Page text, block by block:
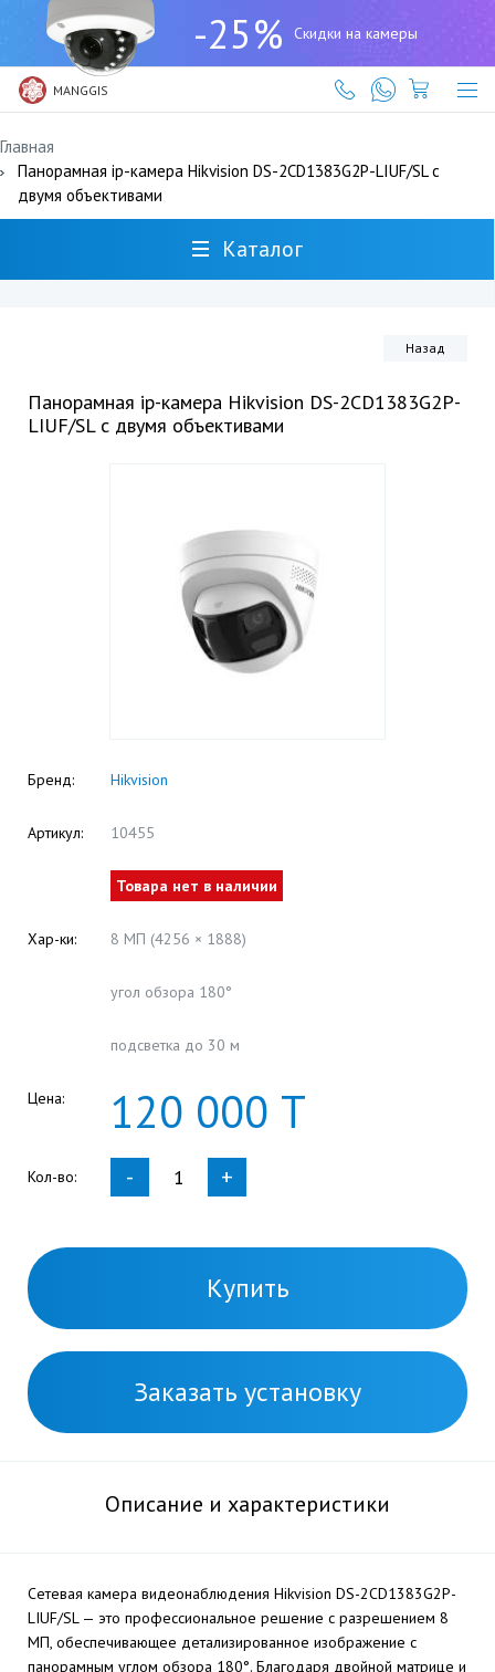
-25% Скидки на камеры
MANGGIS
(727)
317-
61-
61
Главная
Панорамная ip-камера Hikvision DS-2CD1383G2P-LIUF/SL с
двумя объективами
Каталог
Назад
Панорамная ip-камера Hikvision DS-2CD1383G2P-
LIUF/SL с двумя объективами
Бренд: Hikvision
Артикул: 10455
Товара нет в наличии
Хар-ки: 8 МП (4256 × 1888)
угол обзора 180°
подсветка до 30 м
Цена: 120 000 Т
Кол-во: - +
Купить
Заказать установку
Описание и характеристики
Сетевая камера видеонаблюдения Hikvision DS-2CD1383G2P-
LIUF/SL — это профессиональное решение с разрешением 8
МП, обеспечивающее детализированное изображение с
панорамным углом обзора 180°. Благодаря двойной матрице и